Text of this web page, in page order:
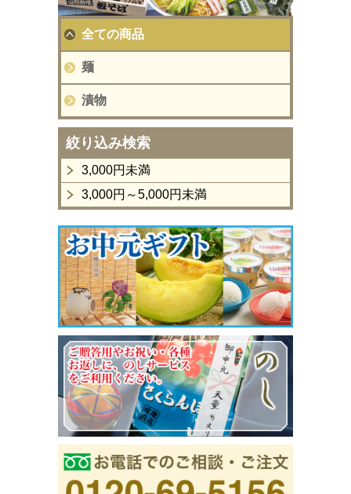
全ての商品
麺
漬物
絞り込み検索
3,000円未満
3,000円～5,000円未満